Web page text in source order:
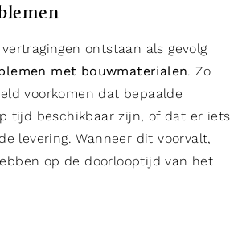
ontstaan als gevolg
met bouwmaterialen. Zo
voorkomen dat bepaalde
tijd beschikbaar zijn, of dat er iets
levering. Wanneer dit voorvalt,
op de doorlooptijd van het